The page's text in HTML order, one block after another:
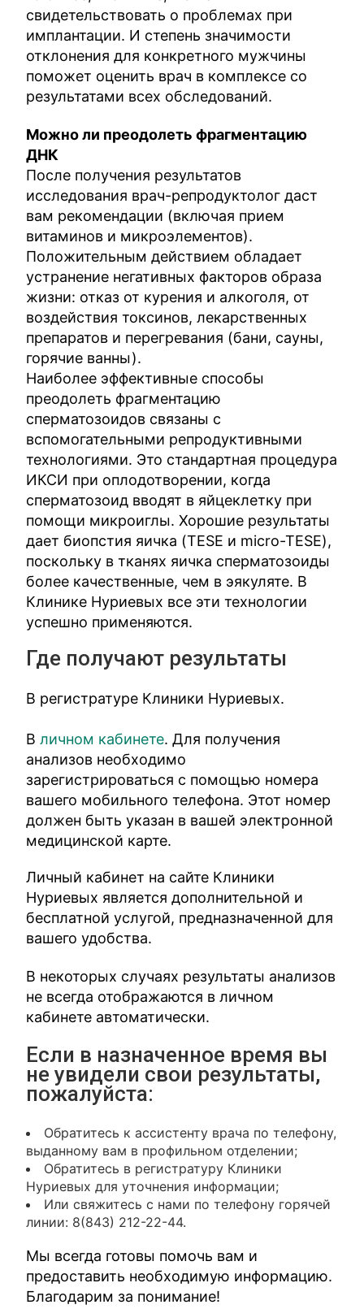
свидетельствовать о проблемах при
имплантации. И степень значимости
отклонения для конкретного мужчины
поможет оценить врач в комплексе со
результатами всех обследований.
Можно ли преодолеть фрагментацию
ДНК
После получения результатов
исследования врач-репродуктолог даст
вам рекомендации (включая прием
витаминов и микроэлементов).
Положительным действием обладает
устранение негативных факторов образа
жизни: отказ от курения и алкоголя, от
воздействия токсинов, лекарственных
препаратов и перегревания (бани, сауны,
горячие ванны).
Наиболее эффективные способы
преодолеть фрагментацию
сперматозоидов связаны с
вспомогательными репродуктивными
технологиями. Это стандартная процедура
ИКСИ при оплодотворении, когда
сперматозоид вводят в яйцеклетку при
помощи микроиглы. Хорошие результаты
дает биопстия яичка (TESE и micro-TESE),
поскольку в тканях яичка сперматозоиды
более качественные, чем в эякуляте. В
Клинике Нуриевых все эти технологии
успешно применяются.
Где получают результаты
В регистратуре Клиники Нуриевых.
Вличном кабинете. Для получения
анализов необходимо
зарегистрироваться с помощью номера
вашего мобильного телефона. Этот номер
должен быть указан в вашей электронной
медицинской карте.
Личный кабинет на сайте Клиники
Нуриевых является дополнительной и
бесплатной услугой, предназначенной для
вашего удобства.
В некоторых случаях результаты анализов
не всегда отображаются в личном
кабинете автоматически.
Если в назначенное время вы
не увидели свои результаты,
пожалуйста:
Обратитесь к ассистенту врача по телефону,
выданному вам в профильном отделении;
Обратитесь в регистратуру Клиники
Нуриевых для уточнения информации;
Или свяжитесь с нами по телефону горячей
линии: 8(843) 212-22-44.
Мы всегда готовы помочь вам и
предоставить необходимую информацию.
Благодарим за понимание!